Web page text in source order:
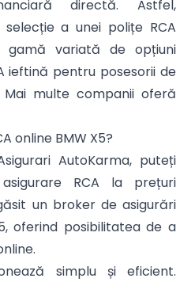
directă. Astfel,
a unei polițe RCA
gamă variată de opțiuni
ieftină pentru posesorii de
Mai multe companii oferă
online BMW X5?
AutoKarma, puteți
RCA la prețuri
un broker de asigurări
oferind posibilitatea de a
simplu și eficient.